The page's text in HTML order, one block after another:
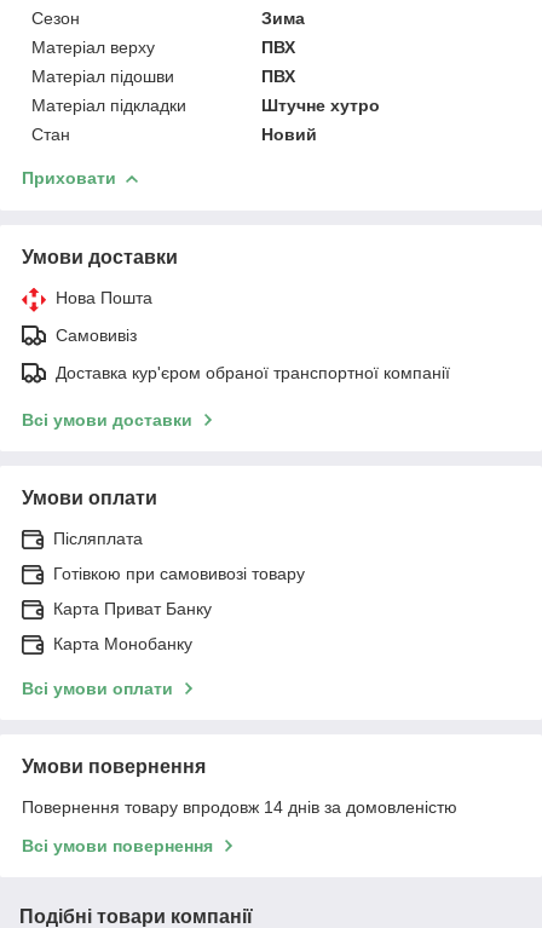
Сезон
Зима
Матеріал верху
ПВХ
Матеріал підошви
ПВХ
Матеріал підкладки
Штучне хутро
Стан
Новий
Приховати
Умови доставки
Нова Пошта
Самовивіз
Доставка кур'єром обраної транспортної компанії
Всі умови доставки
Умови оплати
Післяплата
Готівкою при самовивозі товару
Карта Приват Банку
Карта Монобанку
Всі умови оплати
Умови повернення
Повернення товару впродовж 14 днів за домовленістю
Всі умови повернення
Подібні товари компанії